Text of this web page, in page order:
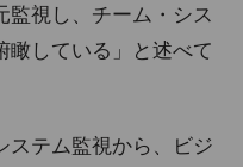
監視し、チーム・シス
瞰している」と述べて
ステム監視から、ビジ